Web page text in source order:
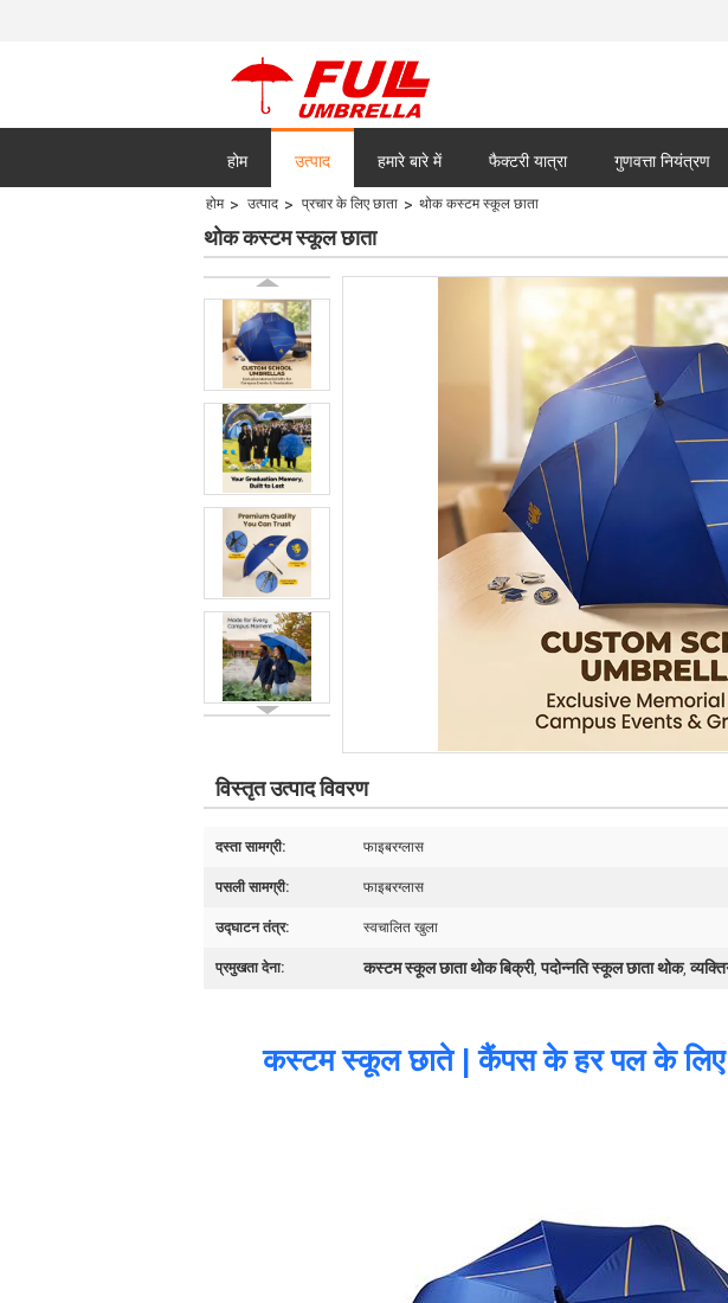
होम उत्पाद हमारे बारे में फैक्टरी यात्रा गुणवत्ता नियंत्रण
होम उत्पाद प्रचार के लिए छाता थोक कस्टम स्कूल छाता
थोक कस्टम स्कूल छाता
विस्तृत उत्पाद विवरण
दस्ता सामग्री: फाइबरग्लास
पसली सामग्री: फाइबरग्लास
उद्घाटन तंत्र: स्वचालित खुला
प्रमुखता देना: कस्टम स्कूल छाता थोक बिक्री,पदोन्नति स्कूल छाता थोक,
कस्टम स्कूल छाते | कैंपस के हर पल के लिए